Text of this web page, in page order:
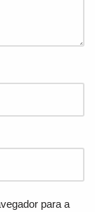
para a